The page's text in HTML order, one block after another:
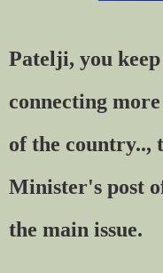
Patelji, you
connecting
of the country..,
Minister's post
the main issue.